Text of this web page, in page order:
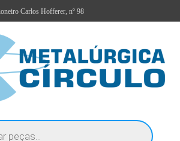
Carlos Hofferer, nº 98